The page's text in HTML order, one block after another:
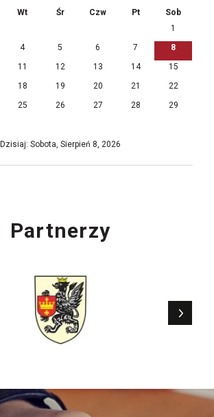
Wt Śr Czw Pt
Sob
1
4 5 6 7
8
11 12 13 14
15
18 19 20 21
22
25 26 27 28
29
Dzisiaj: Sobota, Sierpień 8, 2026
Partnerzy